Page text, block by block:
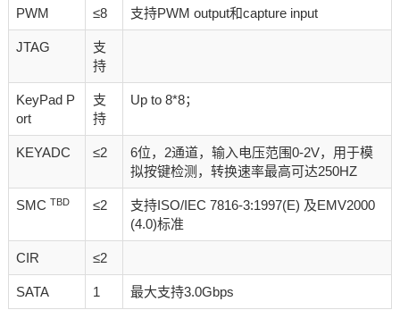
PWM ≤8 支持PWM output和capture input
JTAG
支
持
KeyPad P
ort
支
持
Up to 8*8；
KEYADC ≤2
6位，2通道，输入电压范围0-2V，用于模
拟按键检测，转换速率最高可达250HZ
SMC TBD ≤2
支持ISO/IEC 7816-3:1997(E) 及EMV2000
(4.0)标准
CIR ≤2
SATA 1 最大支持3.0Gbps